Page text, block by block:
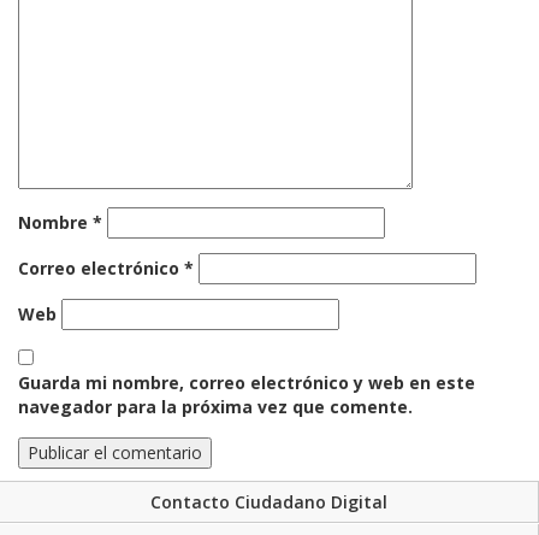
Nombre *
Correo electrónico *
Web
Guarda mi nombre, correo electrónico y web en este
navegador para la próxima vez que comente.
Contacto Ciudadano Digital